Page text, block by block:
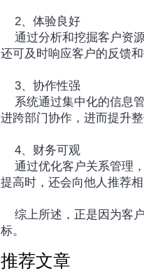
	2、体验良好
还可及时响应客户的反馈
	3、协作性强
进跨部门协作，进而提升整
	4、财务可观
提高时，还会向他人推荐相
标。
推荐文章